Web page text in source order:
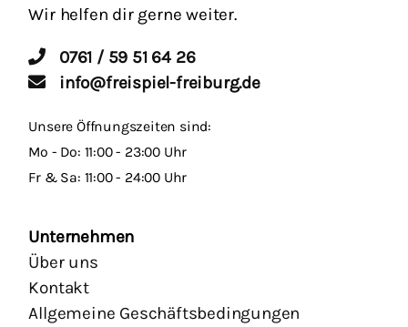
Wir helfen dir gerne weiter.
0761 / 59 51 64 26
info@freispiel-freiburg.de
Unsere Öffnungszeiten sind:
Mo - Do: 11:00 - 23:00 Uhr
Fr & Sa: 11:00 - 24:00 Uhr
Unternehmen
Über uns
Kontakt
Allgemeine Geschäftsbedingungen